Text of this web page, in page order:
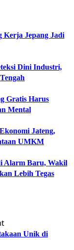
Kerja Jepang Jadi
Dini Industri,
Gratis Harus
Mental
Jateng,
UMKM
Alarm Baru, Wakil
Lebih Tegas
Unik di